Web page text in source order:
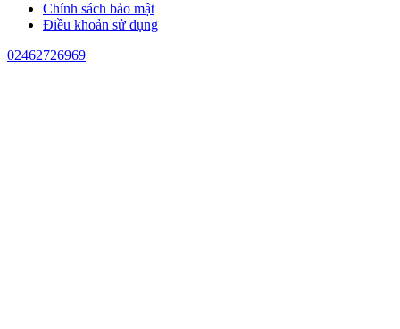
Chính sách bảo mật
Điều khoản sử dụng
02462726969